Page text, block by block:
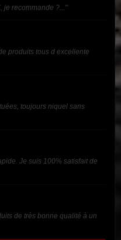
je recommande ?..."
produits tous d excellente
toujours niquel sans
Je suis 100% satisfait de
de très bonne qualité à un